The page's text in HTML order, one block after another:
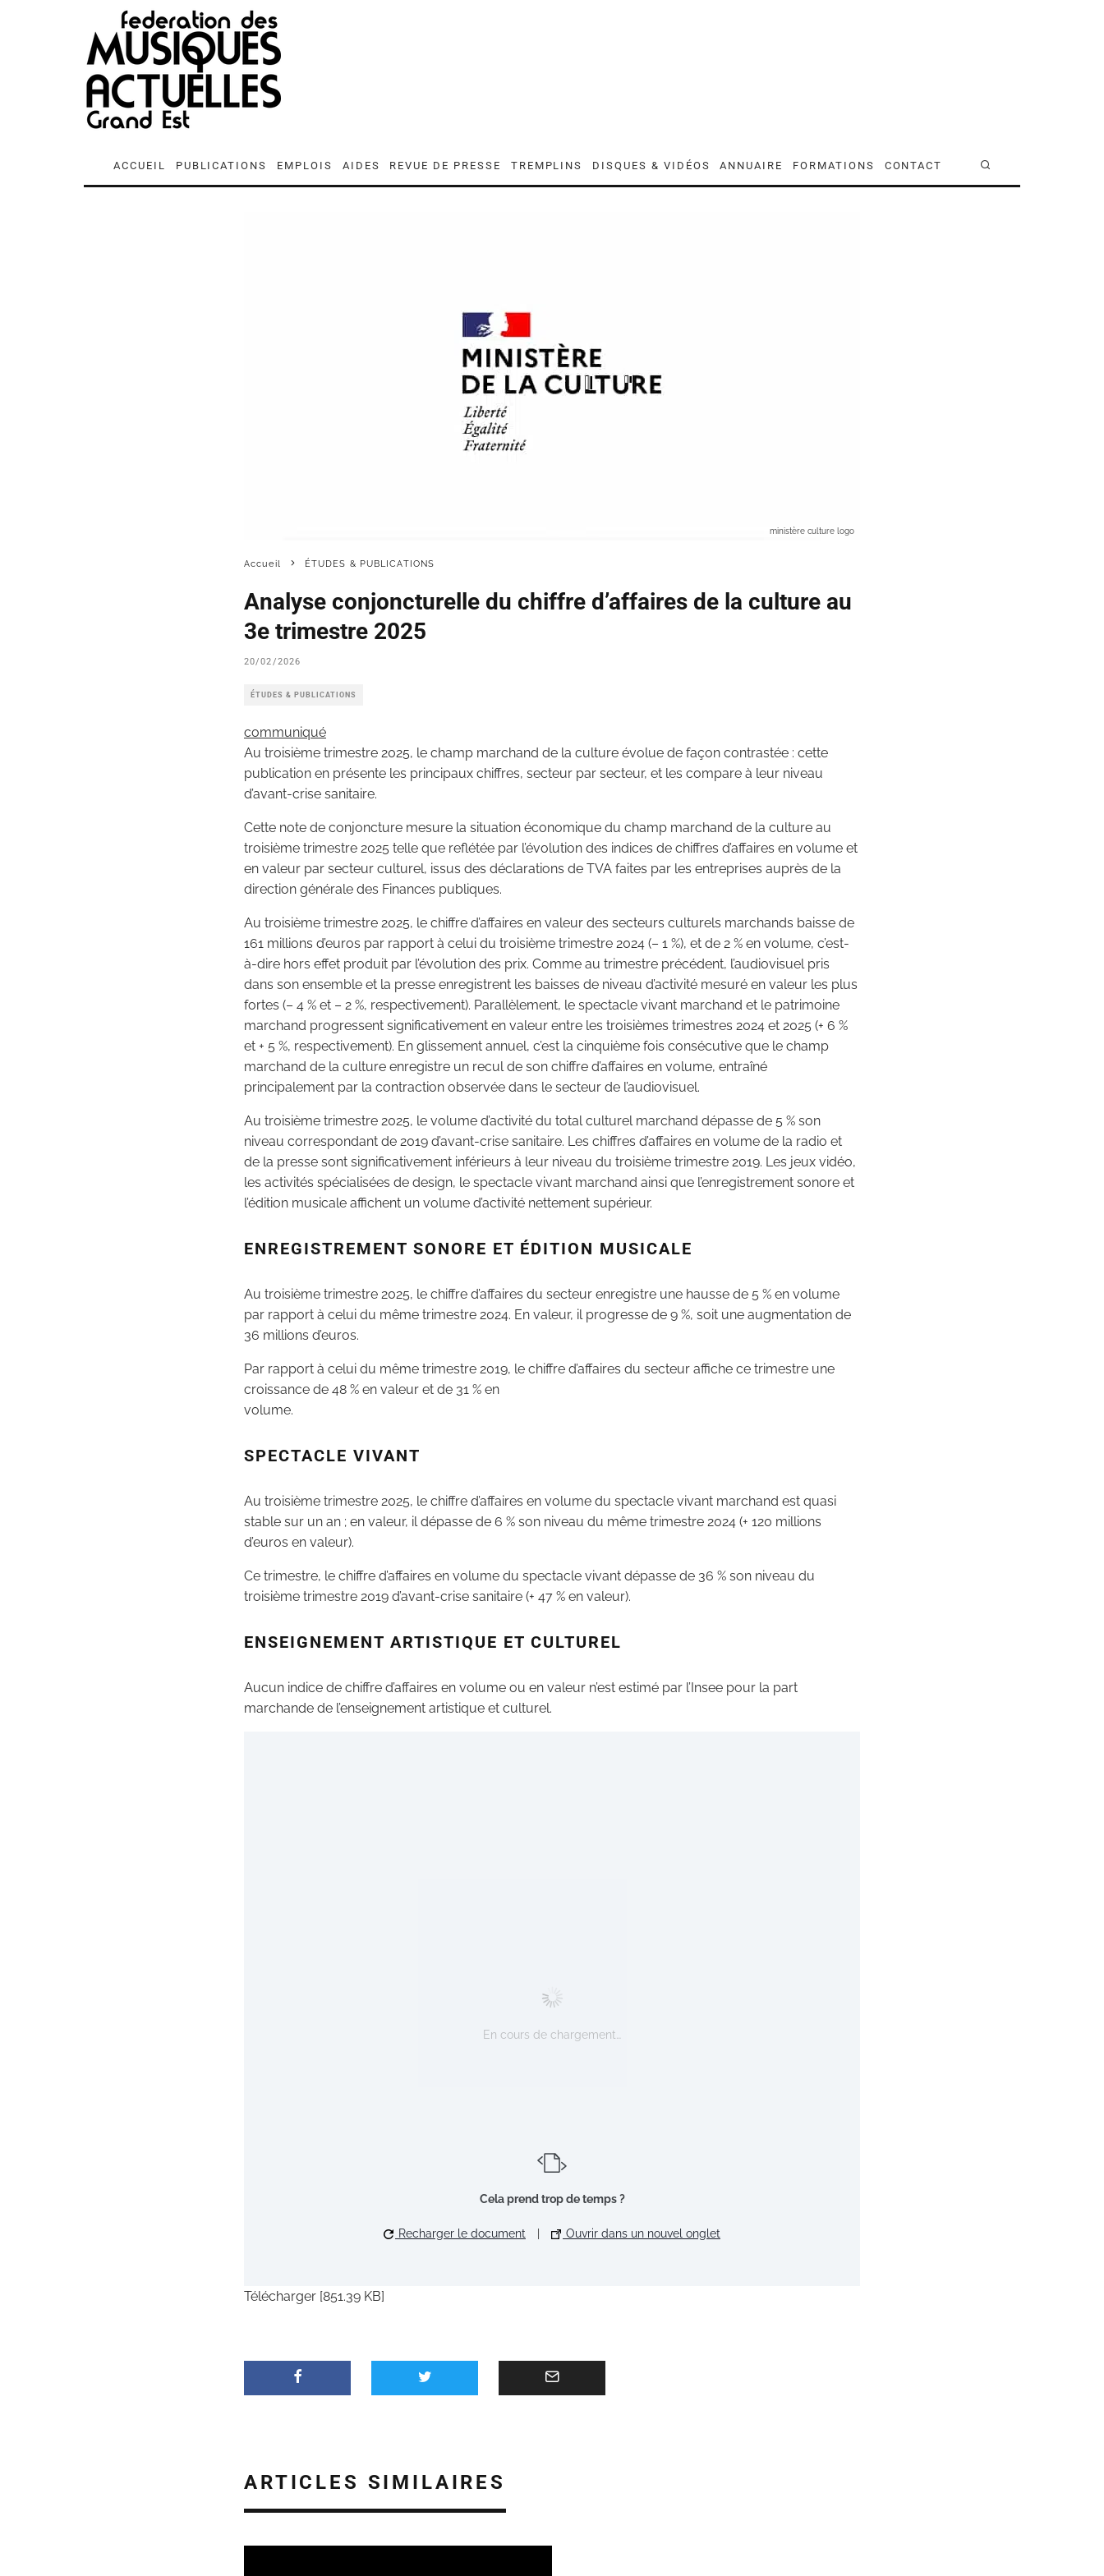
ACCUEIL PUBLICATIONS EMPLOIS AIDES REVUE DE PRESSE TREMPLINS DISQUES & VIDÉOS ANNUAIRE FORMATIONS CONTACT
ministère culture logo
Accueil ÉTUDES & PUBLICATIONS
Analyse conjoncturelle du chiffre d’affaires de la culture au
3e trimestre 2025
20/02/2026
ÉTUDES & PUBLICATIONS
communiqué
Au troisième trimestre 2025, le champ marchand de la culture évolue de façon contrastée : cette
publication en présente les principaux chiffres, secteur par secteur, et les compare à leur niveau
d’avant-crise sanitaire.
Cette note de conjoncture mesure la situation économique du champ marchand de la culture au
troisième trimestre 2025 telle que reflétée par l’évolution des indices de chiffres d’affaires en volume et
en valeur par secteur culturel, issus des déclarations de TVA faites par les entreprises auprès de la
direction générale des Finances publiques.
Au troisième trimestre 2025, le chiffre d’affaires en valeur des secteurs culturels marchands baisse de
161 millions d’euros par rapport à celui du troisième trimestre 2024 (– 1 %), et de 2 % en volume, c’est-
à-dire hors effet produit par l’évolution des prix. Comme au trimestre précédent, l’audiovisuel pris
dans son ensemble et la presse enregistrent les baisses de niveau d’activité mesuré en valeur les plus
fortes (– 4 % et – 2 %, respectivement). Parallèlement, le spectacle vivant marchand et le patrimoine
marchand progressent significativement en valeur entre les troisièmes trimestres 2024 et 2025 (+ 6 %
et + 5 %, respectivement). En glissement annuel, c’est la cinquième fois consécutive que le champ
marchand de la culture enregistre un recul de son chiffre d’affaires en volume, entraîné
principalement par la contraction observée dans le secteur de l’audiovisuel.
Au troisième trimestre 2025, le volume d’activité du total culturel marchand dépasse de 5 % son
niveau correspondant de 2019 d’avant-crise sanitaire. Les chiffres d’affaires en volume de la radio et
de la presse sont significativement inférieurs à leur niveau du troisième trimestre 2019. Les jeux vidéo,
les activités spécialisées de design, le spectacle vivant marchand ainsi que l’enregistrement sonore et
l’édition musicale affichent un volume d’activité nettement supérieur.
ENREGISTREMENT SONORE ET ÉDITION MUSICALE
Au troisième trimestre 2025, le chiffre d’affaires du secteur enregistre une hausse de 5 % en volume
par rapport à celui du même trimestre 2024. En valeur, il progresse de 9 %, soit une augmentation de
36 millions d’euros.
Par rapport à celui du même trimestre 2019, le chiffre d’affaires du secteur affiche ce trimestre une
croissance de 48 % en valeur et de 31 % en
volume.
SPECTACLE VIVANT
Au troisième trimestre 2025, le chiffre d’affaires en volume du spectacle vivant marchand est quasi
stable sur un an ; en valeur, il dépasse de 6 % son niveau du même trimestre 2024 (+ 120 millions
d’euros en valeur).
Ce trimestre, le chiffre d’affaires en volume du spectacle vivant dépasse de 36 % son niveau du
troisième trimestre 2019 d’avant-crise sanitaire (+ 47 % en valeur).
ENSEIGNEMENT ARTISTIQUE ET CULTUREL
Aucun indice de chiffre d’affaires en volume ou en valeur n’est estimé par l’Insee pour la part
marchande de l’enseignement artistique et culturel.
En cours de chargement…
Cela prend trop de temps ?
Recharger le document Ouvrir dans un nouvel onglet
Télécharger [851.39 KB]
ARTICLES SIMILAIRES